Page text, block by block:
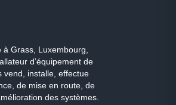
Grass, Luxembourg,
d’équipement de
vend, installe, effectue
de mise en route, de
des systèmes.